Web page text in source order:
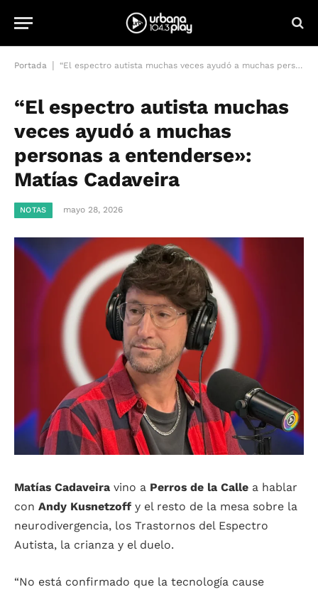
Portada “El espectro autista muchas veces ayudó a muchas personas a entenderse»: Matías Cadaveira
“El espectro autista muchas
veces ayudó a muchas
personas a entenderse»:
Matías Cadaveira
NOTAS mayo 28, 2026
Matías Cadaveira vino a Perros de la Calle a hablar
con Andy Kusnetzoff y el resto de la mesa sobre la
neurodivergencia, los Trastornos del Espectro
Autista, la crianza y el duelo.
“No está confirmado que la tecnología cause